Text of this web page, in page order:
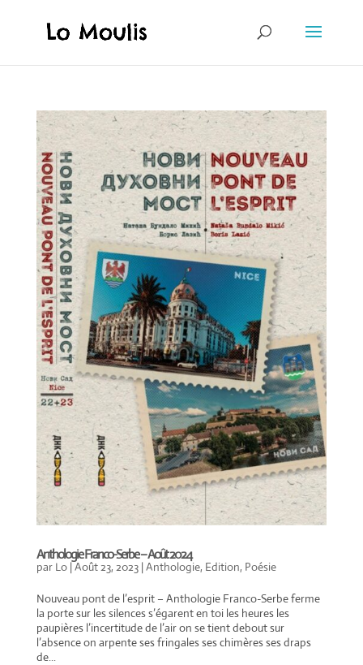
Anthologie Franco-Serbe – Août 2024
par Lo|Août 23, 2023|Anthologie, Edition, Poésie
Nouveau pont de l’esprit – Anthologie Franco-Serbe ferme
la porte sur les silences s’égarent en toi les heures les
paupières l’incertitude de l’air on se tient debout sur
l’absence on arpente ses fringales ses chimères ses draps
de...